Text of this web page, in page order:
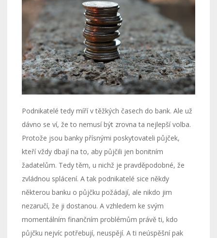
Podnikatelé tedy míří v těžkých časech do bank. Ale už
dávno se ví, že to nemusí být zrovna ta nejlepší volba.
Protože jsou banky přísnými poskytovateli půjček,
kteří vždy dbají na to, aby půjčili jen bonitním
žadatelům. Tedy těm, u nichž je pravděpodobné, že
zvládnou splácení. A tak podnikatelé sice někdy
některou banku o půjčku požádají, ale nikdo jim
nezaručí, že ji dostanou. A vzhledem ke svým
momentálním finančním problémům právě ti, kdo
půjčku nejvíc potřebují, neuspějí. A ti neúspěšní pak